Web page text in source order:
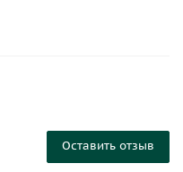
Оставить отзыв